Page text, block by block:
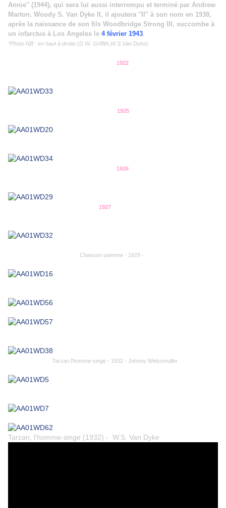
Annie" (1944), qui sera lui aussi interrompu et terminé par Andrew
Marton. Woody S. Van Dyke II, il ajoutera "II" à son nom en 1938,
après la naissance de son fils Woodbridge Strong III, succombe à
un infarctus à Los Angeles le 4 février 1943.
*Photo NB : en haut à droite (D.W. Griffith,W.S.Van Dyke)
1922
1925
1926
1927
Chanson païenne - 1929 -
Tarzan l'homme-singe - 1932 - Johnny Weissmuller
Tarzan, l'homme-singe (1932) - W.S. Van Dyke